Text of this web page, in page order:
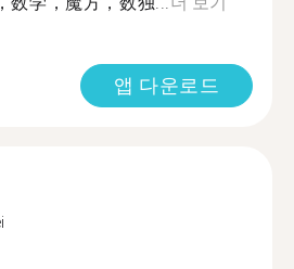
앱 다운로드